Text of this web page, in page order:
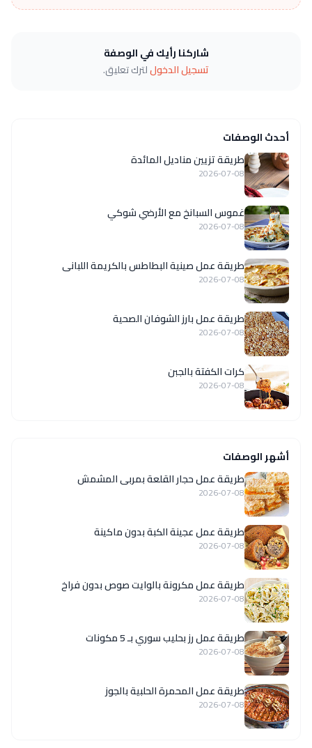
شاركنا رأيك في الوصفة
تسجيل الدخوللترك تعليق.
أحدث الوصفات
طريقة تزيين مناديل المائدة
2026-07-08
غموس السبانخ مع الأرضي شوكي
2026-07-08
طريقة عمل صينية البطاطس بالكريمة اللبانى
2026-07-08
طريقة عمل بارز الشوفان الصحية
2026-07-08
كرات الكفتة بالجبن
2026-07-08
أشهر الوصفات
طريقة عمل حجار القلعة بمربى المشمش
2026-07-08
طريقة عمل عجينة الكبة بدون ماكينة
2026-07-08
طريقة عمل مكرونة بالوايت صوص بدون فراخ
2026-07-08
طريقة عمل رز بحليب سوري بـ 5 مكونات
2026-07-08
طريقة عمل المحمرة الحلبية بالجوز
2026-07-08